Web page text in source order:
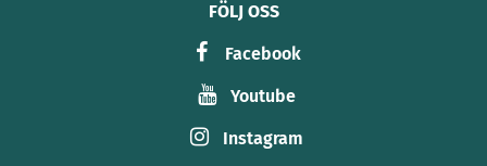
FÖLJ OSS
Facebook
Youtube
Instagram